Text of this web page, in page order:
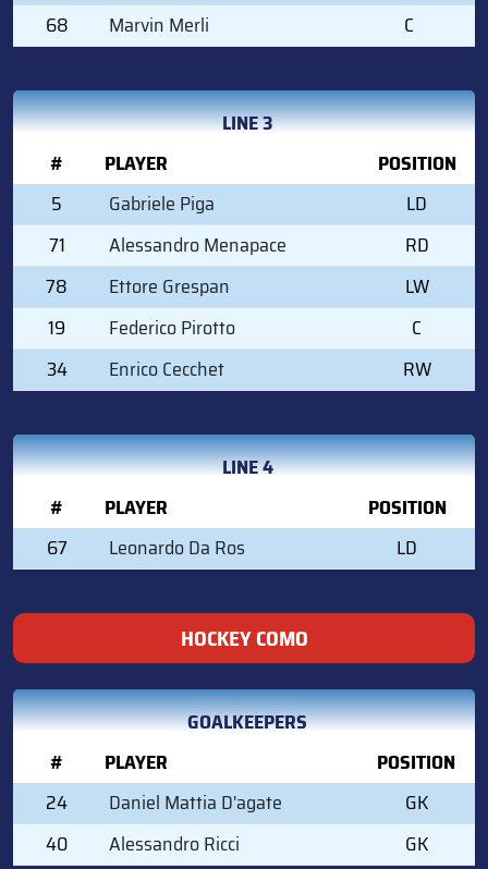
68
Marvin Merli C
LINE 3
#
PLAYER
POSITION
5
Gabriele Piga
LD
71
Alessandro Menapace
RD
78
Ettore Grespan
LW
19
Federico Pirotto
C
34
Enrico Cecchet RW
LINE 4
#
PLAYER
POSITION
67
Leonardo Da Ros LD
HOCKEY COMO
GOALKEEPERS
#
PLAYER
POSITION
24
Daniel Mattia D'agate
GK
40
Alessandro Ricci GK